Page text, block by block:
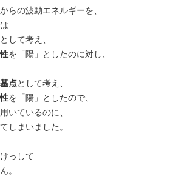
らの波動エネルギーを、
として考え、
を「陽」としたのに対し、
点として考え、
を「陽」としたので、
いているのに、
しまいました。
っして
。